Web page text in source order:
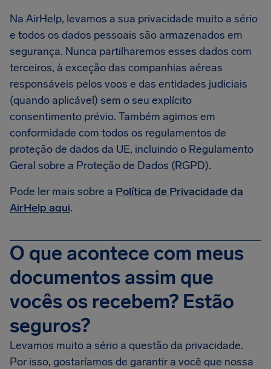
Na AirHelp, levamos a sua privacidade muito a sério
e todos os dados pessoais são armazenados em
segurança. Nunca partilharemos esses dados com
terceiros, à exceção das companhias aéreas
responsáveis pelos voos e das entidades judiciais
(quando aplicável) sem o seu explícito
consentimento prévio. Também agimos em
conformidade com todos os regulamentos de
proteção de dados da UE, incluindo o Regulamento
Geral sobre a Proteção de Dados (RGPD).
Pode ler mais sobre a Política de Privacidade da
AirHelp aqui.
O que acontece com meus
documentos assim que
vocês os recebem? Estão
seguros?
Levamos muito a sério a questão da privacidade.
Por isso, gostaríamos de garantir a você que nossa